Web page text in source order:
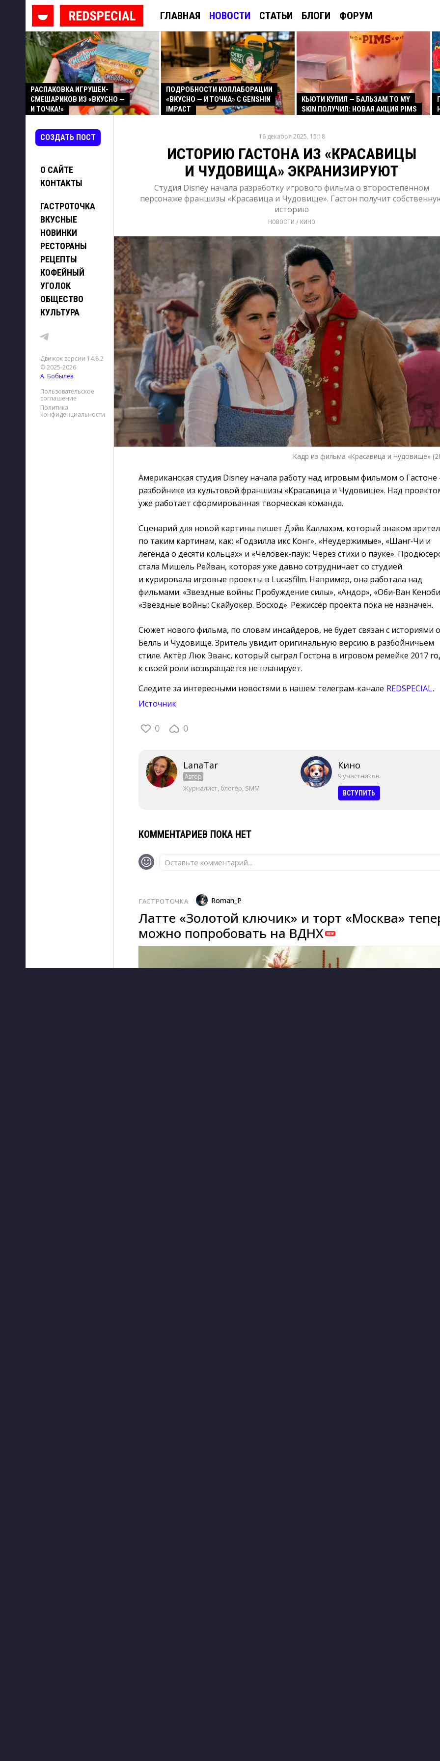
ГЛАВНАЯ НОВОСТИ СТАТЬИ БЛОГИ ФОРУМ
РАСПАКОВКА ИГРУШЕК-
СМЕШАРИКОВ ИЗ «ВКУСНО —
И ТОЧКА!»
ПОДРОБНОСТИ КОЛЛАБОРАЦИИ
«ВКУСНО — И ТОЧКА» С GENSHIN
IMPACT
КЬЮТИ КУПИЛ — БАЛЬЗАМ TO MY
SKIN ПОЛУЧИЛ: НОВАЯ АКЦИЯ PIMS
СОЗДАТЬ ПОСТ
О САЙТЕ
КОНТАКТЫ
ГАСТРОТОЧКА
ВКУСНЫЕ
НОВИНКИ
РЕСТОРАНЫ
РЕЦЕПТЫ
КОФЕЙНЫЙ
УГОЛОК
ОБЩЕСТВО
КУЛЬТУРА
Движок версии 14.8.2
© 2025-2026
А. Бобылев
Пользовательское
соглашение
Политика
конфиденциальности
16 декабря 2025, 15:18
ИСТОРИЮ ГАСТОНА ИЗ «КРАСАВИЦЫ
И ЧУДОВИЩА» ЭКРАНИЗИРУЮТ
Студия Disney начала разработку игрового фильма о второстепенном
персонаже франшизы «Красавица и Чудовище». Гастон получит
историю
НОВОСТИ / КИНО
Кадр из фильма «Красавица и Чудовище»
Американская студия Disney начала работу над игровым фильмом о
разбойнике из культовой франшизы «Красавица и Чудовище». Над
уже работает сформированная творческая команда.
Сценарий для новой картины пишет Дэйв Каллахэм, который знаком
по таким картинам, как: «Годзилла икс Конг», «Неудержимые», «Шанг‑Чи и
легенда о десяти кольцах» и «Человек‑паук: Через стихи о пауке».
стала Мишель Рейван, которая уже давно сотрудничает со студией
и курировала игровые проекты в Lucasfilm. Например, она работала над
фильмами: «Звездные войны: Пробуждение силы», «Андор», «Оби‑Ван
«Звездные войны: Скайуокер. Восход». Режиссёр проекта пока не назначен.
Сюжет нового фильма, по словам инсайдеров, не будет связан с историями о
Белль и Чудовище. Зритель увидит оригинальную версию в разбойничьем
стиле. Актёр Люк Эванс, который сыграл Гостона в игровом ремейке 2017
к своей роли возвращается не планирует.
Следите за интересными новостями в нашем телеграм-канале REDSPECIAL.
Источник
0 0
LanaTar
Автор
Журналист, блогер, SMM
Кино
9 участников
ВСТУПИТЬ
КОММЕНТАРИЕВ ПОКА НЕТ
Оставьте комментарий...
ГАСТРОТОЧКА Roman_P
Латте «Золотой ключик» и торт «Москва»
можно попробовать на ВДНХ